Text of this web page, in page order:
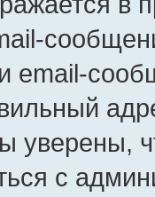
email-
уверены,
с